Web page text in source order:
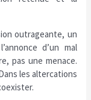
outrageante, un
d’un mal
pas une menace.
les altercations